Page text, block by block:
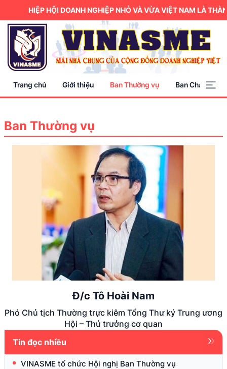
HIỆP HỘI DOANH NGHIỆP NHỎ VÀ VỪA VIỆT NAM LÀ
Trang chủ Giới thiệu Ban Thường vụ Ban Chấp hành
Ban Thường vụ
Đ/c Tô Hoài Nam
Phó Chủ tịch Thường trực kiêm Tổng Thư ký Trung ương
Hội – Thủ trưởng cơ quan
Tin đọc nhiều
VINASME tổ chức Hội nghị Ban Thường vụ